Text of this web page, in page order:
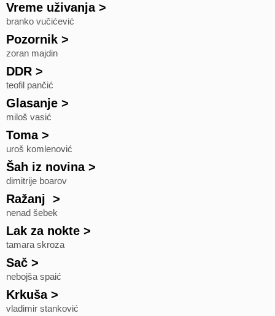
Vreme uživanja>
branko vučićević
Pozornik >
zoran majdin
DDR >
teofil pančić
Glasanje >
miloš vasić
Toma>
uroš komlenović
Šah iz novina>
dimitrije boarov
Ražanj >
nenad šebek
Lak za nokte >
tamara skroza
Sač >
nebojša spaić
Krkuša>
vladimir stanković